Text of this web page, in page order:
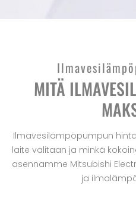
MITÄ
Ilmavesilämpöpumpun
laite valitaan ja minkä
asennamme Mitsubishi
ja